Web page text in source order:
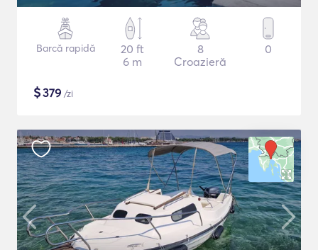
Barcă rapidă
20 ft
6 m
8
Croazieră
0
$379 /zi